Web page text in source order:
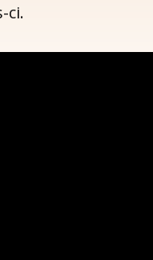
ci.